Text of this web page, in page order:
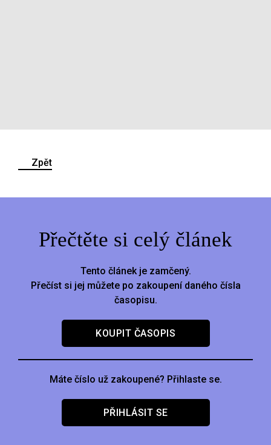
Zpět
Přečtěte si celý článek
Tento článek je zamčený.
Přečíst si jej můžete po zakoupení daného čísla
časopisu.
KOUPIT ČASOPIS
Máte číslo už zakoupené? Přihlaste se.
PŘIHLÁSIT SE